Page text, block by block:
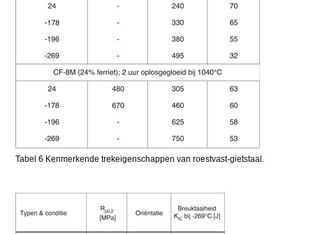
Tabel 6 Kenmerkende trekeigenschappen van roestvast-gietstaal.